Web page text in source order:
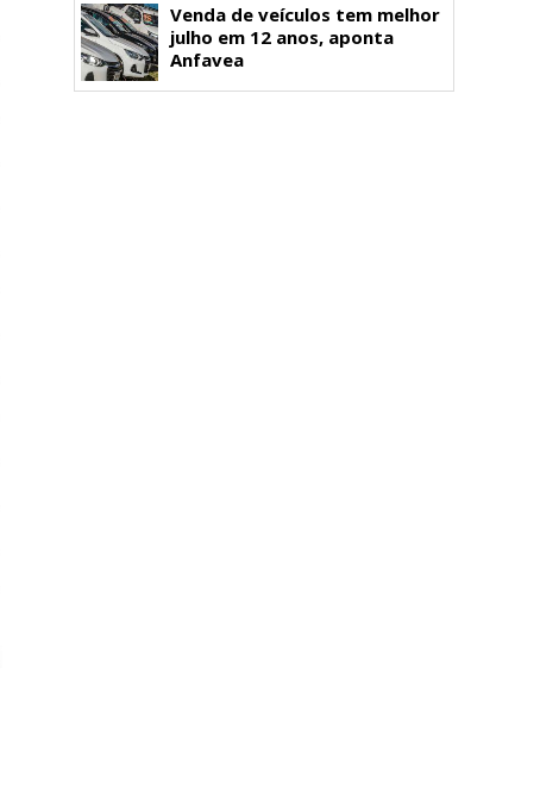
Venda de veículos tem melhor
julho em 12 anos, aponta
Anfavea